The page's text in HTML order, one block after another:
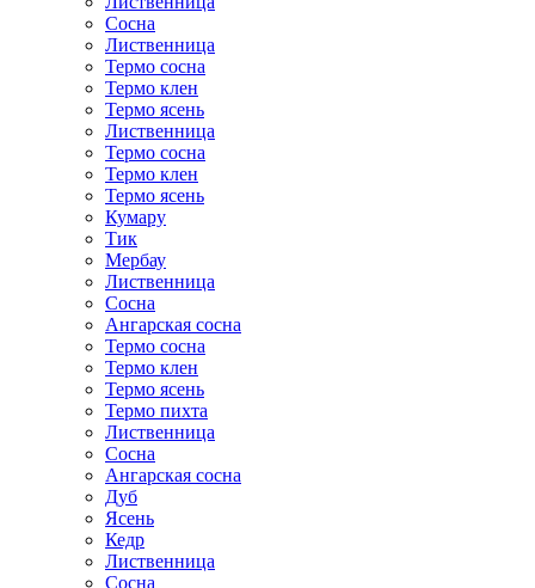
Сосна
Лиственница
Термо сосна
Термо клен
Термо ясень
Лиственница
Термо сосна
Термо клен
Термо ясень
Кумару
Тик
Мербау
Лиственница
Сосна
Ангарская сосна
Термо сосна
Термо клен
Термо ясень
Термо пихта
Лиственница
Сосна
Ангарская сосна
Дуб
Ясень
Кедр
Лиственница
Сосна